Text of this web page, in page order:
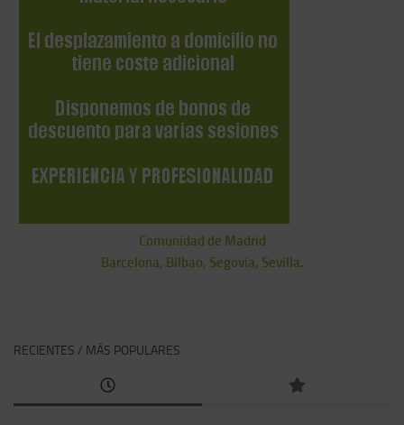
Comunidad de Madrid
Barcelona, Bilbao, Segovia, Sevilla.
RECIENTES / MÁS POPULARES